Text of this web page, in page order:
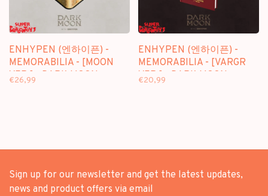
ENHYPEN (엔하이픈) -
MEMORABILIA - [MOON
VER.] - DARK MOON
€26,99
ENHYPEN (엔하이픈) -
MEMORABILIA - [VARGR
VER.] - DARK MOON
€20,99
Sign up for our newsletter and get the latest updates,
news and product offers via email